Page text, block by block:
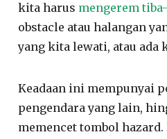
kita harus mengerem
obstacle atau halangan
yang kita lewati, atau ada
Keadaan ini mempunyai
pengendara yang lain,
memencet tombol